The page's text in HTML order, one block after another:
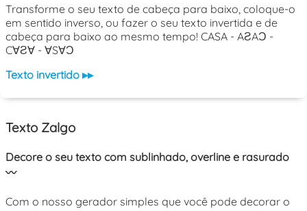
Transforme o seu texto de cabeça para baixo, coloque-o
em sentido inverso, ou fazer o seu texto invertida e de
cabeça para baixo ao mesmo tempo! CASA - AƧAƆ -
C∀Ƨ∀ - ∀S∀Ɔ
Texto invertido ▸▸
Texto Zalgo
Decore o seu texto com sublinhado, overline e rasurado
〰️
Com o nosso gerador simples que você pode decorar o